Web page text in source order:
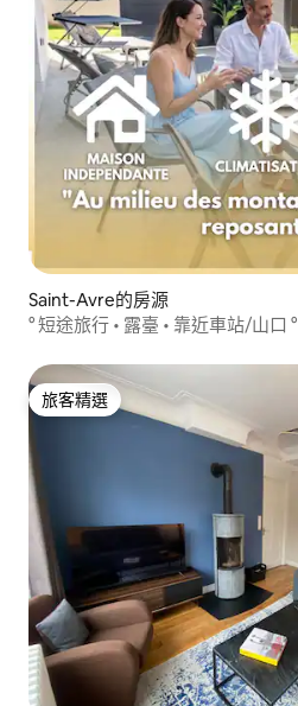
Saint-Avre的房源
° 短途旅行 • 露臺 • 靠近車站/山口 °
旅客精選
旅客精選